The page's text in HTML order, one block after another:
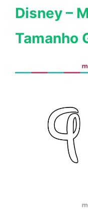
Disney –
Tamanho